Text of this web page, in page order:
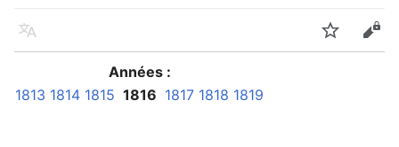
Langue Suivre
Années :
1813 1814 1815 1816 1817 1818 1819